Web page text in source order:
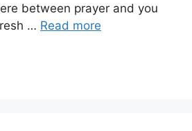
between prayer and you
… Read more